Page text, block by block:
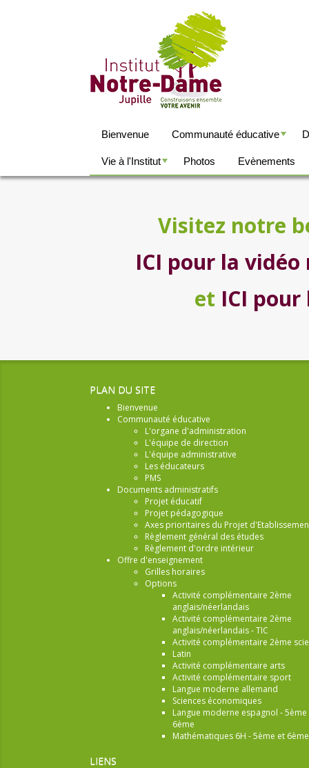
Bienvenue Communauté éducative
Vie à l'Institut Photos Evènements
Visitez notre
ICI pour la
et ICI
PLAN DU SITE
Bienvenue
Communauté éducative
L'organe d'administration
L'équipe de direction
L'équipe administrative
Les éducateurs
PMS
Documents administratifs
Projet éducatif
Projet pédagogique
Axes prioritaires du Projet
Règlement général des études
Règlement d'ordre intérieur
Offre d'enseignement
Grilles horaires
Options
Activité complémentaire 2ème
anglais/néerlandais
Activité complémentaire 2ème
anglais/néerlandais - TIC
Activité complémentaire 2ème
Latin
Activité complémentaire arts
Activité complémentaire sport
Langue moderne allemand
Sciences économiques
Langue moderne espagnol - 5ème
6ème
Mathématiques 6H - 5ème et 6ème
LIENS